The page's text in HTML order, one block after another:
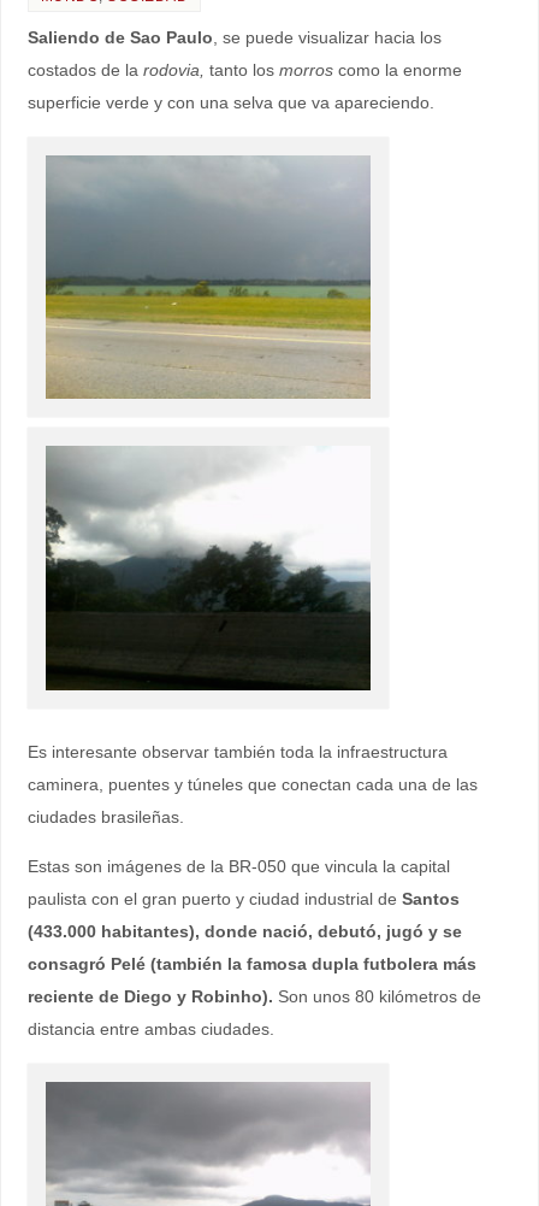
Saliendo de Sao Paulo, se puede visualizar hacia los
costados de la rodovia, tanto los morroscomo la enorme
superficie verde y con una selva que va apareciendo.
Es interesante observar también toda la infraestructura
caminera, puentes y túneles que conectan cada una de las
ciudades brasileñas.
Estas son imágenes de la BR-050 que vincula la capital
paulista con el gran puerto y ciudad industrial de Santos
(433.000 habitantes), donde nació, debutó, jugó y se
consagró Pelé (también la famosa dupla futbolera más
reciente de Diego y Robinho). Son unos 80 kilómetros de
distancia entre ambas ciudades.